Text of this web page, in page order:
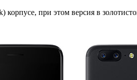
при этом версия в